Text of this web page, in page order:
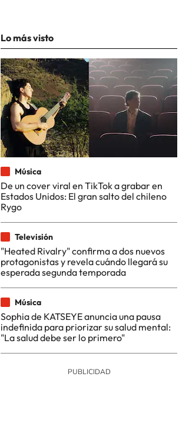
Lo más visto
Música
De un cover viral en TikTok a grabar en
Estados Unidos: El gran salto del chileno
Rygo
Televisión
"Heated Rivalry" confirma a dos nuevos
protagonistas y revela cuándo llegará su
esperada segunda temporada
Música
Sophia de KATSEYE anuncia una pausa
indefinida para priorizar su salud mental:
"La salud debe ser lo primero"